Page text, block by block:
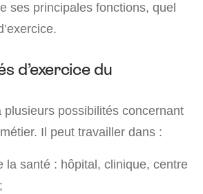
ses principales fonctions, quel
d’exercice du
plusieurs possibilités concernant
Il peut travailler dans :
la santé : hôpital, clinique, centre